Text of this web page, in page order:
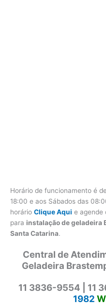
Horário de funcionamento é
18:00 e aos Sábados das
horárioClique Aqui e agende
para instalação de geladeira
Santa Catarina.
Central de
Geladeira
11 3836-9554 | 11
1982